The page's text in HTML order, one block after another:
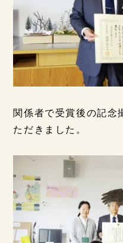
関係者で受賞後の記念
ただきました。